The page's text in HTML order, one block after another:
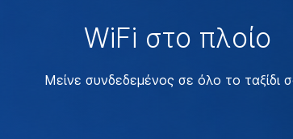
WiFi στο πλοίο
Μείνε συνδεδεμένος σε όλο το ταξίδι